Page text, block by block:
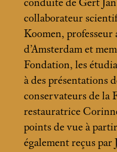
conduite de Gert
collaborateur
Koomen, professeur
d’Amsterdam et
Fondation, les
à des présentations
conservateurs de la
restauratrice
points de vue à
également reçus par